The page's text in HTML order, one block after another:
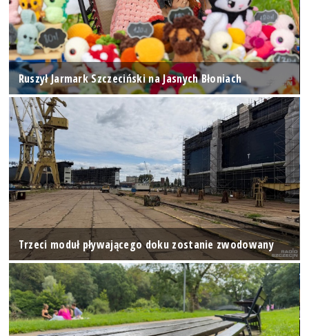
Ruszył Jarmark Szczeciński na Jasnych Błoniach
Trzeci moduł pływającego doku zostanie zwodowany